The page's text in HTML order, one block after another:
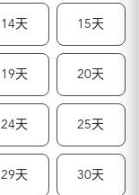
14天 15天
19天 20天
24天 25天
29天 30天